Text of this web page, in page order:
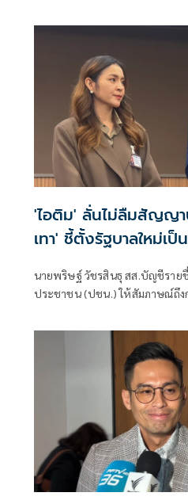
ชอบ
'ไอติม' ลั่นไม่ลืมสัญญา
เทา' ชี้ตั้งรัฐบาลใหม่เป็
นายพริษฐ์ วัชรสินธุ สส.บัญชีราย
ประชาชน (ปชน.) ให้สัมภาษณ์ถึง
พรรคกล้าธรรม ก็ระบุว่าลืมไปหม
เทา” จะเป็นการเปิดโอกาสให้ส้
นี้ตั้งอยู่บนสมมติฐานหลายอย่างม